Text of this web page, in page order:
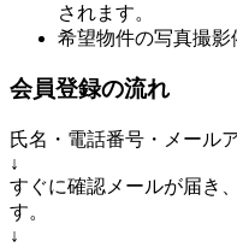
されます。
希望物件の写真撮影
会員登録の流れ
氏名・電話番号・メール
↓
すぐに確認メールが届き
す。
↓